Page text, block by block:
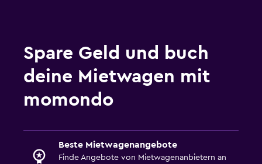
Spare Geld und buch
deine Mietwagen mit
momondo
Beste Mietwagenangebote
Finde Angebote von Mietwagenanbietern an